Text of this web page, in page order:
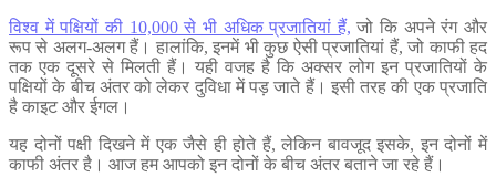
विश्व में पक्षियों की 10,000 से भी अधिक प्रजातियां हैं, जो कि अपने रंग और
रूप से अलग-अलग हैं। हालांकि, इनमें भी कुछ ऐसी प्रजातियां हैं, जो काफी हद
तक एक दूसरे से मिलती हैं। यही वजह है कि अक्सर लोग इन प्रजातियों के
पक्षियों के बीच अंतर को लेकर दुविधा में पड़ जाते हैं। इसी तरह की एक प्रजाति
है काइट और ईगल।
यह दोनों पक्षी दिखने में एक जैसे ही होते हैं, लेकिन बावजूद इसके, इन दोनों में
काफी अंतर है। आज हम आपको इन दोनों के बीच अंतर बताने जा रहे हैं।